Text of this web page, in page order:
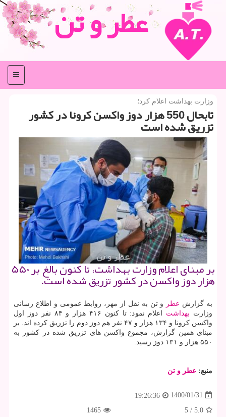
عطر و تن
منو
وزارت بهداشت اعلام كرد؛
تابحال 550 هزار دوز واكسن كرونا در كشور
تزریق شده است
بر مبنای اعلام وزارت بهداشت، تا کنون بالغ بر ۵۵۰
هزار دوز واکسن در کشور تزریق شده است.
به گزارش عطر
و تن به نقل از مهر، روابط عمومی و اطلاع رسانی
وزارت بهداشت
اعلام نمود: تا کنون ۴۱۶ هزار و ۸۴ نفر دوز اول
واکسن کرونا و ۱۳۴ هزار و ۴۷ نفر هم دوز دوم را تزریق کرده اند. بر
مبنای همین گزارش، مجموع واکسن های تزریق شده در کشور به
۵۵۰ هزار و ۱۳۱ دوز رسید.
منبع: عطر و تن
1400/01/31
19:26:36
5.0
/
5
1465